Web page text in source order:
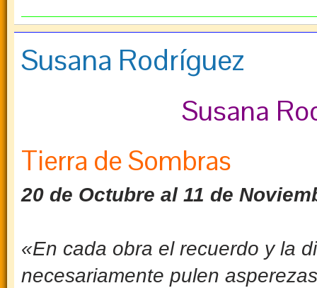
Susana Rodríguez
Susana
Tierra de Sombras
20 de Octubre al 11 de
«En cada obra el recuerdo y la
necesariamente pulen